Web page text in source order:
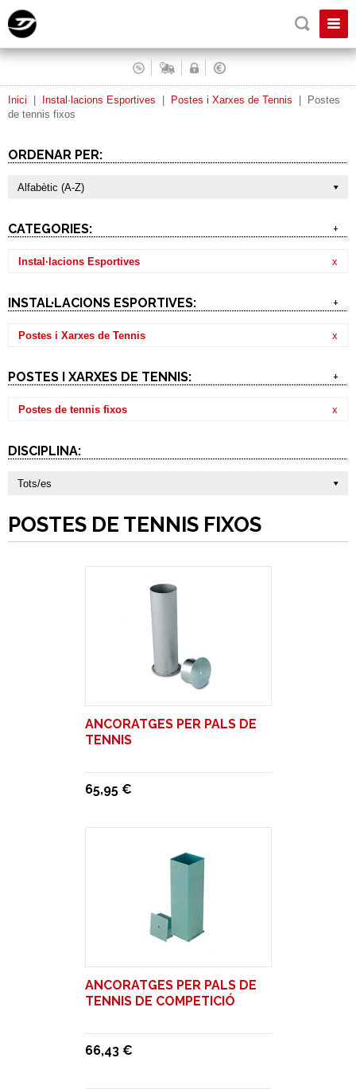
Inici Instal·lacions Esportives Postes i Xarxes de Tennis
Postes
de tennis fixos
ORDENAR PER:
Alfabètic (A-Z)
CATEGORIES: +
Instal·lacions Esportives x
INSTAL·LACIONS ESPORTIVES: +
Postes i Xarxes de Tennis x
POSTES I XARXES DE TENNIS: +
Postes de tennis fixos x
DISCIPLINA:
Tots/es
POSTES DE TENNIS FIXOS
ANCORATGES PER PALS DE
TENNIS
65,95 €
ANCORATGES PER PALS DE
TENNIS DE COMPETICIÓ
66,43 €